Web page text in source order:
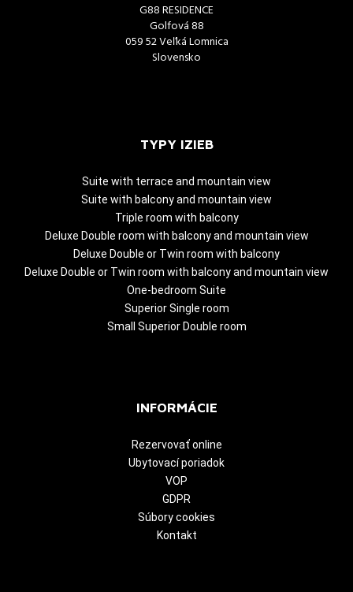
G88 RESIDENCE
Golfová 88
059 52 Veľká Lomnica
Slovensko
TYPY IZIEB
Suite with terrace and mountain view
Suite with balcony and mountain view
Triple room with balcony
Deluxe Double room with balcony and mountain view
Deluxe Double or Twin room with balcony
Deluxe Double or Twin room with balcony and mountain view
One-bedroom Suite
Superior Single room
Small Superior Double room
INFORMÁCIE
Rezervovať online
Ubytovací poriadok
VOP
GDPR
Súbory cookies
Kontakt